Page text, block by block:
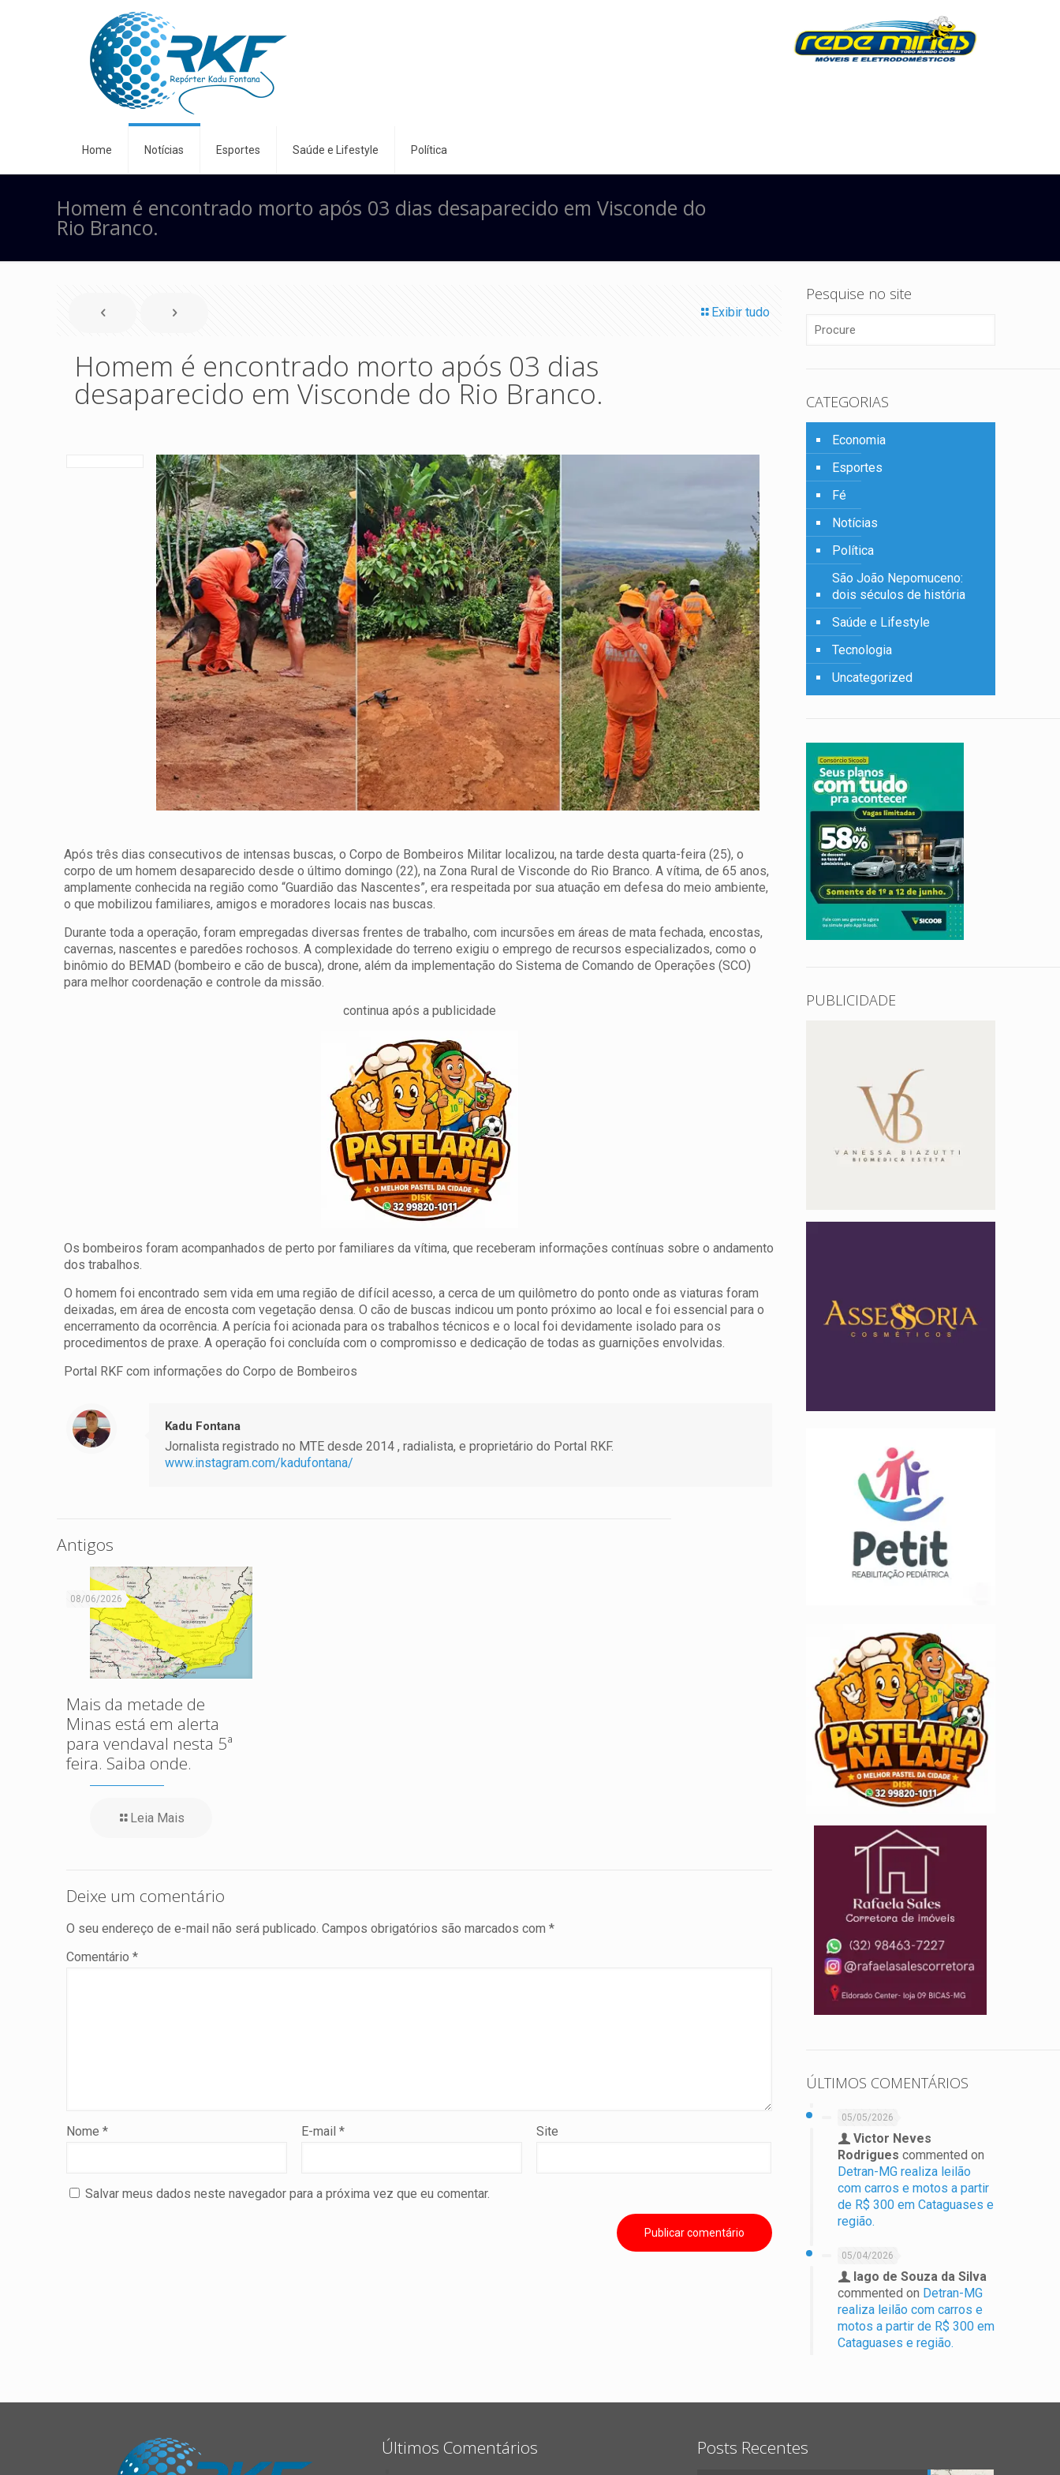
Home Notícias Esportes Saúde e Lifestyle Política
Homem é encontrado morto após 03 dias desaparecido em Visconde do
Rio Branco.
Exibir tudo
Homem é encontrado morto após 03 dias
desaparecido em Visconde do Rio Branco.
Após três dias consecutivos de intensas buscas, o Corpo de Bombeiros Militar localizou, na tarde desta quarta-feira (25), o
corpo de um homem desaparecido desde o último domingo (22), na Zona Rural de Visconde do Rio Branco. A vítima, de 65 anos,
amplamente conhecida na região como “Guardião das Nascentes”, era respeitada por sua atuação em defesa do meio ambiente,
o que mobilizou familiares, amigos e moradores locais nas buscas.
Durante toda a operação, foram empregadas diversas frentes de trabalho, com incursões em áreas de mata fechada, encostas,
cavernas, nascentes e paredões rochosos. A complexidade do terreno exigiu o emprego de recursos especializados, como o
binômio do BEMAD (bombeiro e cão de busca), drone, além da implementação do Sistema de Comando de Operações (SCO)
para melhor coordenação e controle da missão.
continua após a publicidade
Os bombeiros foram acompanhados de perto por familiares da vítima, que receberam informações contínuas sobre o andamento
dos trabalhos.
O homem foi encontrado sem vida em uma região de difícil acesso, a cerca de um quilômetro do ponto onde as viaturas foram
deixadas, em área de encosta com vegetação densa. O cão de buscas indicou um ponto próximo ao local e foi essencial para o
encerramento da ocorrência. A perícia foi acionada para os trabalhos técnicos e o local foi devidamente isolado para os
procedimentos de praxe. A operação foi concluída com o compromisso e dedicação de todas as guarnições envolvidas.
Portal RKF com informações do Corpo de Bombeiros
Kadu Fontana
Jornalista registrado no MTE desde 2014 , radialista, e proprietário do Portal RKF.
www.instagram.com/kadufontana/
Antigos
08/06/2026
Mais da metade de
Minas está em alerta
para vendaval nesta 5ª
feira. Saiba onde.
Leia Mais
Deixe um comentário
O seu endereço de e-mail não será publicado. Campos obrigatórios são marcados com *
Comentário *
Nome * E-mail* Site
Salvar meus dados neste navegador para a próxima vez que eu comentar.
Pesquise no site
CATEGORIAS
Economia
Esportes
Fé
Notícias
Política
São João Nepomuceno:
dois séculos de história
Saúde e Lifestyle
Tecnologia
Uncategorized
PUBLICIDADE
ÚLTIMOS COMENTÁRIOS
05/05/2026
Victor Neves
Rodrigues commented on
Detran-MG realiza leilão
com carros e motos a partir
de R$ 300 em Cataguases e
região.
05/04/2026
Iago de Souza da Silva
commented on Detran-MG
realiza leilão com carros e
motos a partir de R$ 300 em
Cataguases e região.
Últimos Comentários Posts Recentes